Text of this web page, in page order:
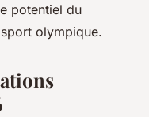
potentiel du
olympique.